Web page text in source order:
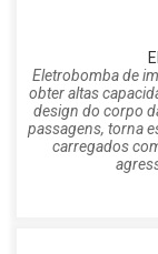
Eletrobomba de
obter altas
design do corpo
passagens, torna
carregados